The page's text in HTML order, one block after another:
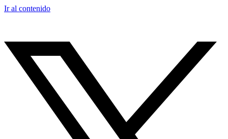
Ir al contenido